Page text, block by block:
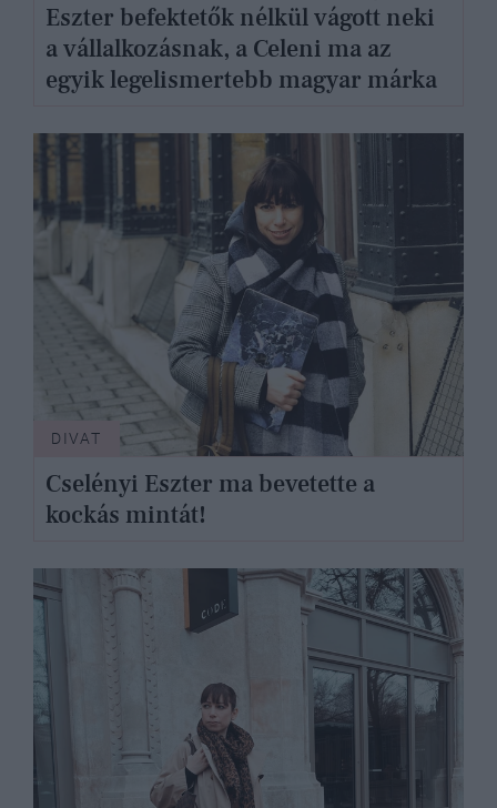
Eszter befektetők nélkül vágott neki
a vállalkozásnak, a Celeni ma az
egyik legelismertebb magyar márka
DIVAT
Cselényi Eszter ma bevetette a
kockás mintát!